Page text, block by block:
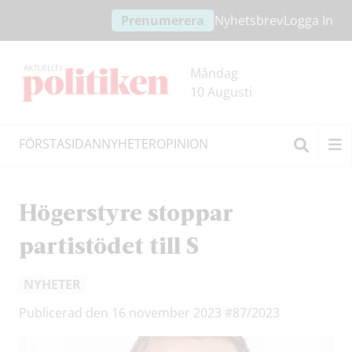
innehållet
headern
Prenumerera NyhetsbrevLogga In
Måndag
10 Augusti
FÖRSTASIDANNYHETEROPINION
Högerstyre stoppar
partistödet till S
NYHETER
Publicerad den 16 november 2023 #87/2023